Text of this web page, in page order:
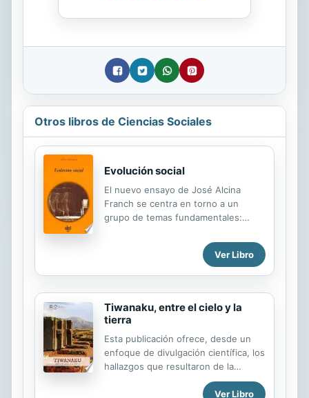
Otros libros de Ciencias Sociales
Evolución social
El nuevo ensayo de José Alcina
Franch se centra en torno a un
grupo de temas fundamentales:
progreso, origen del poder político,
adaptación ecológica, etc. La primera
evolucionismo sociocultural,
analizándose desde esta perspectiva
pares de conceptos como
primitivismo y modernización, simple
y complejo, unilinealidad y
multilinealidad, tradición y progreso,
Ver Libro
Tiwanaku, entre el cielo y la
tierra
Esta publicación ofrece, desde un
enfoque de divulgación científica, los
hallazgos que resultaron de la
aplicación en Tiwanaku (Bolivia) de
las más modernas técnicas deVer Libro